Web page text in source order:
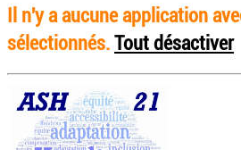
Il n'y a aucune application
sélectionnés.Tout désactiver